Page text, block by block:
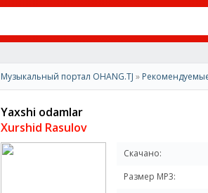
Музыкальный портал OHANG.TJ »
Yaxshi odamlar
Xurshid Rasulov
Скачано:
Размер MP3: